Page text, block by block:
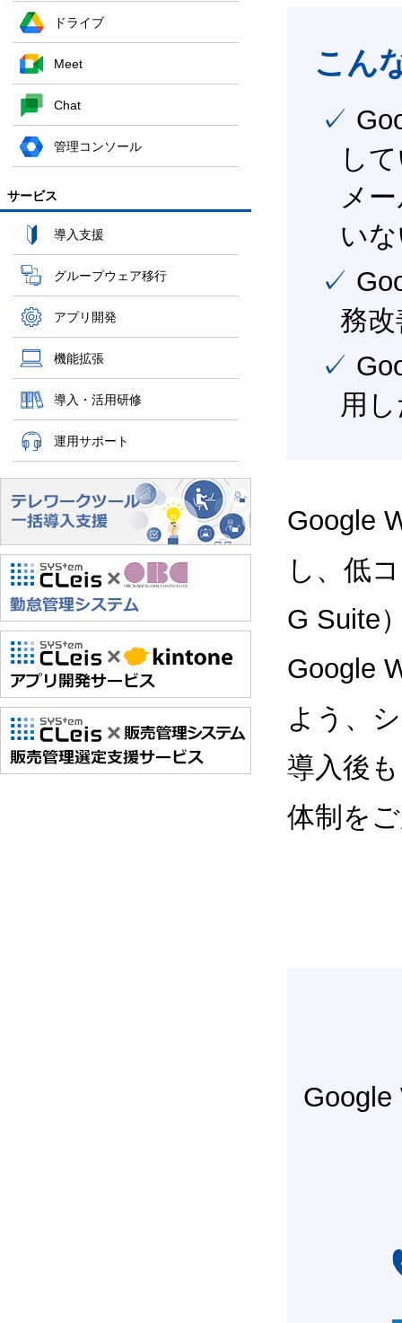
ドライブ
Meet
Chat
管理コンソール
サービス
導入支援
グループウェア移行
アプリ開発
機能拡張
導入・活用研修
運用サポート
こん
✓ Google Workspace（旧G Suite） を社内で導入
し
メ
い
✓ Google Workspace（旧G Suite） を活用し、業
務
✓ Google Workspace（旧G Suite） を最大限に活
用
Google
し、低
G Suite
Google
よう、
導入後
体制を
Google